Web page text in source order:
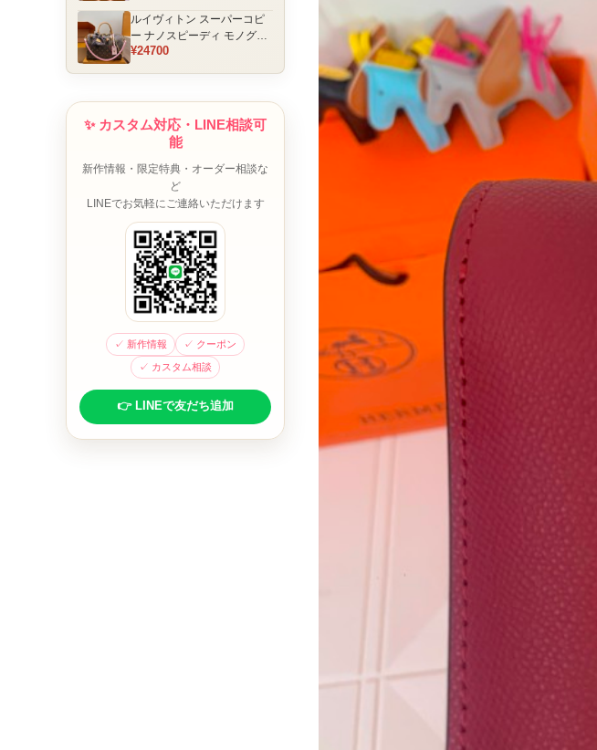
ルイヴィトン スーパーコピ
ー ナノスピーディ モノグラ
ム チャーム装飾 ミニボスト
¥24700
✨ カスタム対応・LINE相談可
能
新作情報・限定特典・オーダー相談な
ど
LINEでお気軽にご連絡いただけます
✓ 新作情報 ✓ クーポン
✓ カスタム相談
👉 LINEで友だち追加